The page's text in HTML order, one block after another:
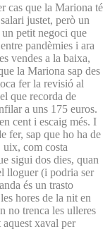
cas que la Mariona té
justet, però un
petit negoci que
pandèmies i ara
vendes a la baixa,
la Mariona sap des
fer la revisió al
que recorda de
a uns 175 euros.
cent i escaig més. I
fer, sap que ho ha de
uix, com costa
sigui dos dies, quan
lloguer (i podria ser
és un trasto
hores de la nit en
no trenca les ulleres
aquest xaval per